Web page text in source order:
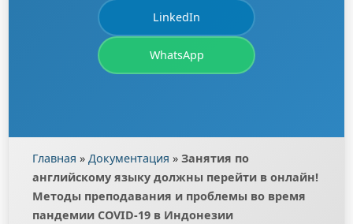
LinkedIn
WhatsApp
Главная » Документация » Занятия по
английскому языку должны перейти в онлайн!
Методы преподавания и проблемы во время
пандемии COVID-19 в Индонезии